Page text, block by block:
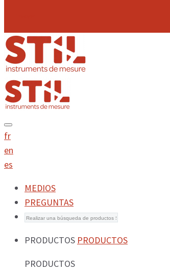
fr
en
es
MEDIOS
PREGUNTAS
PRODUCTOS PRODUCTOS
PRODUCTOS